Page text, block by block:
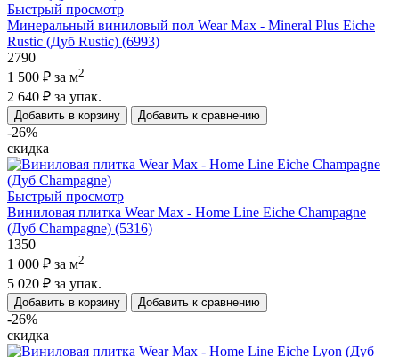
Быстрый просмотр
Минеральный виниловый пол Wear Max - Mineral Plus Eiche
Rustic (Дуб Rustic) (6993)
2790
1 500 ₽ за м2
2 640 ₽ за упак.
Добавить в корзину Добавить к сравнению
-26%
скидка
Быстрый просмотр
Виниловая плитка Wear Max - Home Line Eiche Champagne
(Дуб Champagne) (5316)
1350
1 000 ₽ за м2
5 020 ₽ за упак.
Добавить в корзину Добавить к сравнению
-26%
скидка